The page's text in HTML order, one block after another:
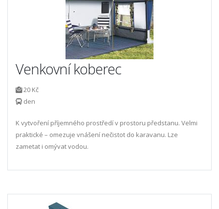
Venkovní koberec
20 Kč
den
K vytvoření příjemného prostředí v prostoru předstanu. Velmi
praktické – omezuje vnášení nečistot do karavanu. Lze
zametat i omývat vodou.